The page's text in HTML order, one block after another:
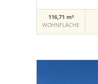
116,71 m²
WOHNFLÄCHE